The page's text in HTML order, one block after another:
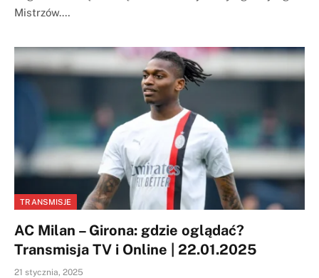
Mistrzów.…
TRANSMISJE
AC Milan – Girona: gdzie oglądać?
Transmisja TV i Online | 22.01.2025
21 stycznia, 2025